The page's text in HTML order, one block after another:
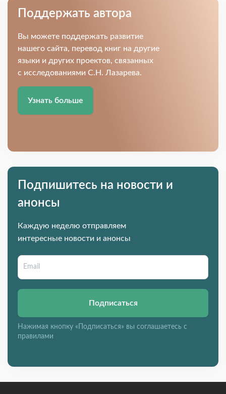
Поддержать автора
Вы можете поддержать развитие
нашего сайта, перевод книг на другие
языки и других проектов, связанных
с исследованиями С.Н. Лазарева.
Узнать больше
Подпишитесь на новости и
анонсы
Каждую неделю отправляем
интересные новости и анонсы
Подписаться
Нажимая кнопку «Подписаться» вы соглашаетесь с
правилами